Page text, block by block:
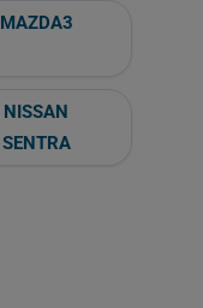
MAZDA3
NISSAN
SENTRA